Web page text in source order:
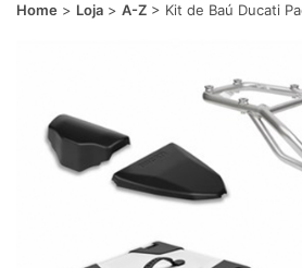
Home > Loja > A-Z > Kit de Baú Ducati